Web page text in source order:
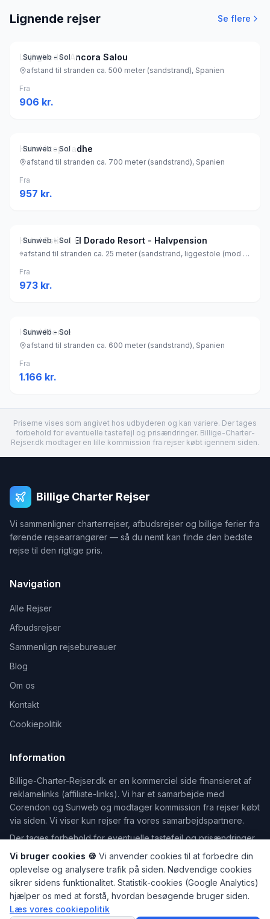
Lignende rejser Se flere
Sunweb - Sol
Lejligheder Ancora Salou
afstand til stranden ca. 500 meter (sandstrand), Spanien
Fra
906 kr.
Sunweb - Sol
Hotel htop Jadhe
afstand til stranden ca. 700 meter (sandstrand), Spanien
Fra
957 kr.
Sunweb - Sol
Hotel Estival El Dorado Resort - Halvpension
afstand til stranden ca. 25 meter (sandstrand, liggestole (mod betaling) , parasol (mod betaling) ), Spanien
Fra
973 kr.
Sunweb - Sol
Hotel Mercè
afstand til stranden ca. 600 meter (sandstrand), Spanien
Fra
1.166 kr.
Priserne vises som angivet hos udbyderen og kan variere. Der tages
forbehold for eventuelle tastefejl og prisændringer. Billige-Charter-
Rejser.dk modtager en lille kommission fra rejser købt igennem siden.
Billige Charter Rejser
Vi sammenligner charterrejser, afbudsrejser og billige ferier fra
førende rejsearrangører — så du nemt kan finde den bedste
rejse til den rigtige pris.
Navigation
Alle Rejser
Afbudsrejser
Sammenlign rejsebureauer
Blog
Om os
Kontakt
Cookiepolitik
Information
Billige-Charter-Rejser.dk er en kommerciel side finansieret af
reklamelinks (affiliate-links). Vi har et samarbejde med
Corendon og Sunweb og modtager kommission fra rejser købt
via siden. Vi viser kun rejser fra vores samarbejdspartnere.
Der tages forbehold for eventuelle tastefejl og prisændringer.
© 2026Billige-Charter-Rejser.dk — Din guide til billige rejser
Dele af indholdet på dette website er udarbejdet med hjælp fra
kunstig intelligens. Læs mere på vores Om os-side.
SPØRG
Vi bruger cookies 🍪 Vi anvender cookies til at forbedre din
oplevelse og analysere trafik på siden. Nødvendige cookies
sikrer sidens funktionalitet. Statistik-cookies (Google Analytics)
hjælper os med at forstå, hvordan besøgende bruger siden.
Læs vores cookiepolitik